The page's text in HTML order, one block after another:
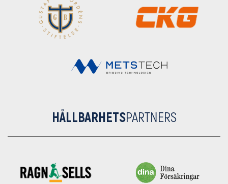
HÅLLBARHETSPARTNERS